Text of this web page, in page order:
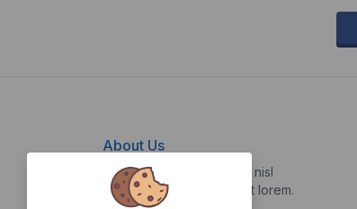
About Us
Vestibulum quis risus sed nisl
pellentesque aliquet et et lorem.